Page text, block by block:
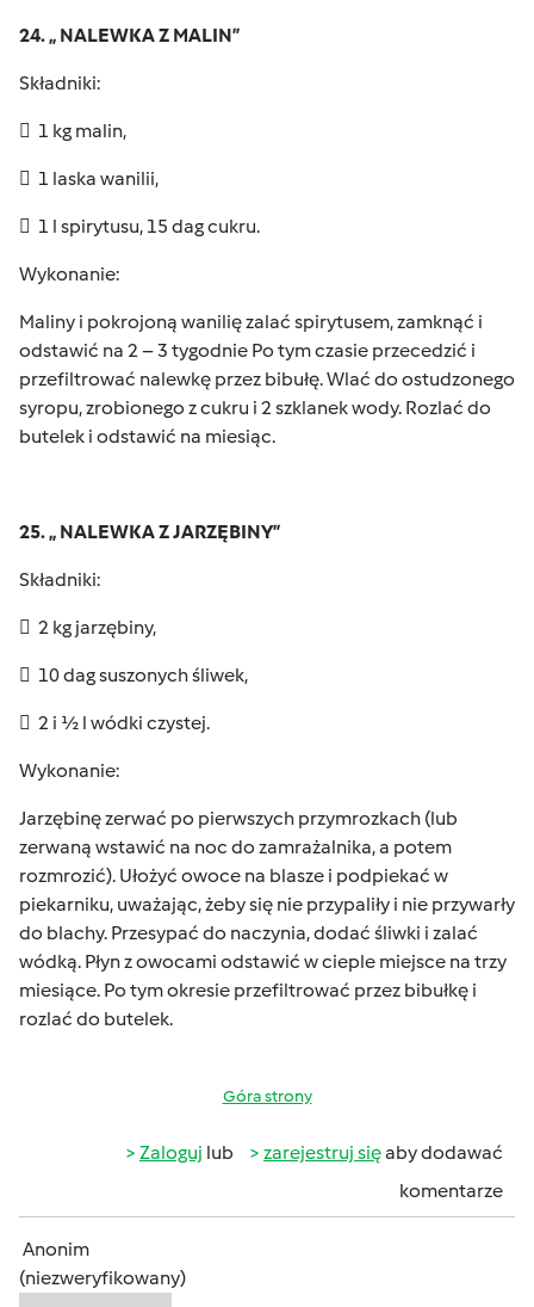
24. „ NALEWKA Z MALIN”
Składniki:
 1 kg malin,
 1 laska wanilii,
 1 l spirytusu, 15 dag cukru.
Wykonanie:
Maliny i pokrojoną wanilię zalać spirytusem, zamknąć i
odstawić na 2 – 3 tygodnie Po tym czasie przecedzić i
przefiltrować nalewkę przez bibułę. Wlać do ostudzonego
syropu, zrobionego z cukru i 2 szklanek wody. Rozlać do
butelek i odstawić na miesiąc.
25. „ NALEWKA Z JARZĘBINY”
Składniki:
 2 kg jarzębiny,
 10 dag suszonych śliwek,
 2 i ½ l wódki czystej.
Wykonanie:
Jarzębinę zerwać po pierwszych przymrozkach (lub
zerwaną wstawić na noc do zamrażalnika, a potem
rozmrozić). Ułożyć owoce na blasze i podpiekać w
piekarniku, uważając, żeby się nie przypaliły i nie przywarły
do blachy. Przesypać do naczynia, dodać śliwki i zalać
wódką. Płyn z owocami odstawić w cieple miejsce na trzy
miesiące. Po tym okresie przefiltrować przez bibułkę i
rozlać do butelek.
Góra strony
Zaloguj lub zarejestruj sięaby dodawać
komentarze
Anonim
(niezweryfikowany)